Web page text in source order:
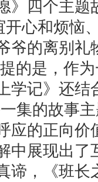
》四个主题
开心和烦恼
爷的离别礼
是，作为
学记》还结
集的故事
应的正向价
中展现出了
谛，《班长